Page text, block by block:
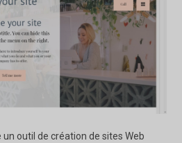
outil de création de sites Web